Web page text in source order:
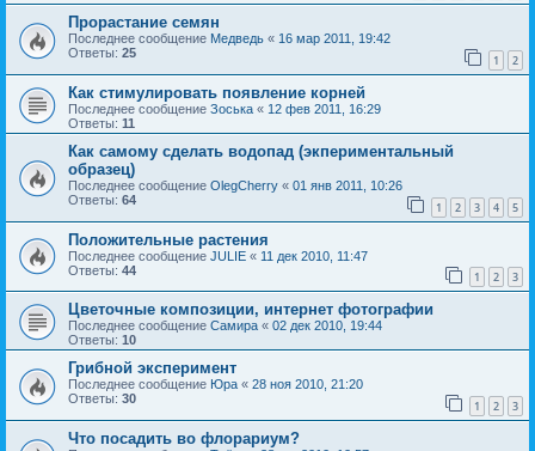
Прорастание семян
Последнее сообщение Медведь « 16 мар 2011, 19:42
Ответы: 25 1 2
Как стимулировать появление корней
Последнее сообщение Зоська « 12 фев 2011, 16:29
Ответы: 11
Как самому сделать водопад (экпериментальный
образец)
Последнее сообщение OlegCherry « 01 янв 2011, 10:26
Ответы: 64 1 2 3 4 5
Положительные растения
Последнее сообщение JULIE « 11 дек 2010, 11:47
Ответы: 44 1 2 3
Цветочные композиции, интернет фотографии
Последнее сообщение Самира « 02 дек 2010, 19:44
Ответы: 10
Грибной эксперимент
Последнее сообщение Юра « 28 ноя 2010, 21:20
Ответы: 30 1 2 3
Что посадить во флорариум?